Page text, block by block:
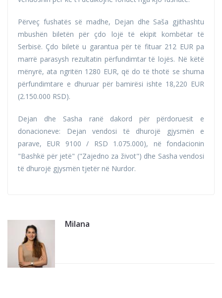
Përveç fushatës së madhe, Dejan dhe Saša gjithashtu
mbushën biletën për çdo lojë të ekipit kombëtar të
Serbisë. Çdo biletë u garantua për të fituar 212 EUR pa
marrë parasysh rezultatin përfundimtar të lojës. Në këtë
mënyrë, ata ngritën 1280 EUR, që do të thotë se shuma
përfundimtare e dhuruar për bamirësi ishte 18,220 EUR
(2.150.000 RSD).
Dejan dhe Sasha ranë dakord për përdoruesit e
donacioneve: Dejan vendosi të dhurojë gjysmën e
parave, EUR 9100 / RSD 1.075.000), në fondacionin
"Bashkë për jetë" ("Zajedno za život") dhe Sasha vendosi
të dhurojë gjysmën tjetër në Nurdor.
Milana